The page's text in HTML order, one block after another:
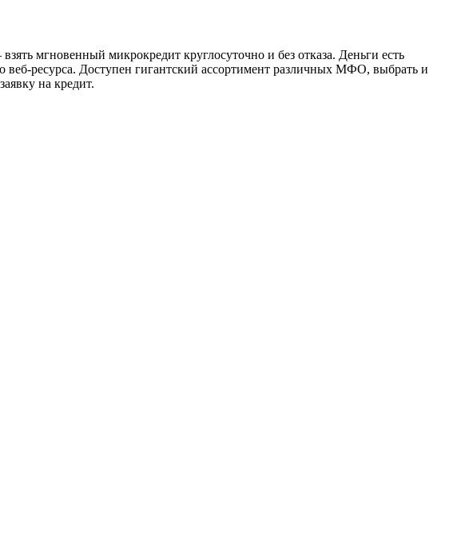
мгновенный микрокредит круглосуточно и без отказа. Деньги есть
ресурса. Доступен гигантский ассортимент различных МФО, выбрать и
на кредит.